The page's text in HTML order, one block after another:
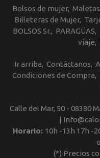
Bolsos de mujer Maletas
Billeteras de Mujer
BOLSOS Sr.
PARAGÜAS
viaje
Ir arriba Contáctanos
Condiciones de Compra
Calle del Mar, 50 - 08380
|
Horario: 10h -13h 17h -
(*) Precios